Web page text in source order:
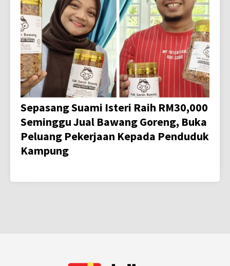
Sepasang Suami Isteri Raih RM30,000
Seminggu Jual Bawang Goreng, Buka
Peluang Pekerjaan Kepada Penduduk
Kampung